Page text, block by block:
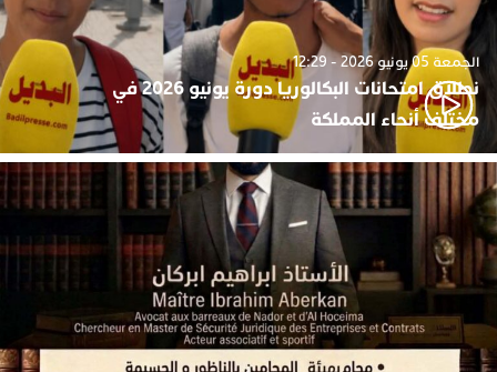
الجمعة 05 يونيو 2026 - 12:29
نطلاق امتحانات البكالوريا دورة يونيو 2026 في
مختلف أنحاء المملكة